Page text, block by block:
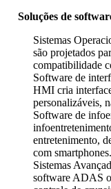
Soluções de
Sistemas
são projetados
compatibilidade
Software de
HMI cria
personalizáveis,
Software de
entretenimento,
com smartphones.
Sistemas
software ADAS